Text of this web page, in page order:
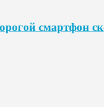
смартфон